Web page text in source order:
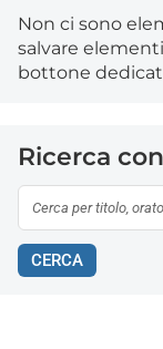
Non ci sono
salvare
bottone
Ricerca
CERCA